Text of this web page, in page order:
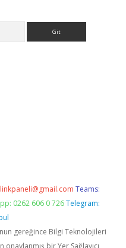
Teams:
0262 606 0 726 Telegram:
gereğince Bilgi Teknolojileri
bir Yer Sağlayıcı